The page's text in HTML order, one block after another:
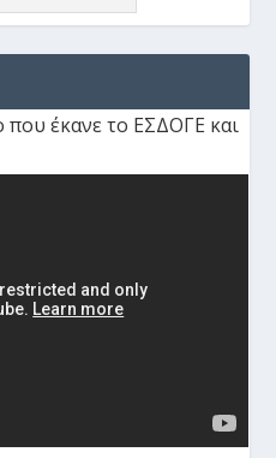
έκανε το ΕΣΔΟΓΕ και